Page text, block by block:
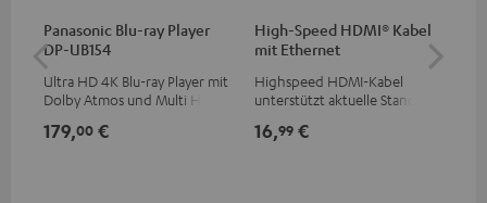
Panasonic Blu-ray Player
DP-UB154
Ultra HD 4K Blu-ray Player mit
Dolby Atmos und Multi HDR-
HDR10+ für eine überragende
179,00 €
High-Speed HDMI® Kabel
mit Ethernet
Highspeed HDMI-Kabel
unterstützt aktuelle Standards
16,99 €